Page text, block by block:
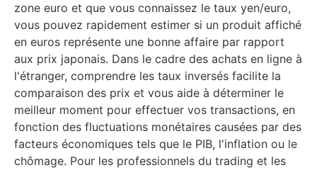
zone euro et que vous connaissez le taux yen/euro,
vous pouvez rapidement estimer si un produit affiché
en euros représente une bonne affaire par rapport
aux prix japonais. Dans le cadre des achats en ligne à
l'étranger, comprendre les taux inversés facilite la
comparaison des prix et vous aide à déterminer le
meilleur moment pour effectuer vos transactions, en
fonction des fluctuations monétaires causées par des
facteurs économiques tels que le PIB, l'inflation ou le
chômage. Pour les professionnels du trading et les